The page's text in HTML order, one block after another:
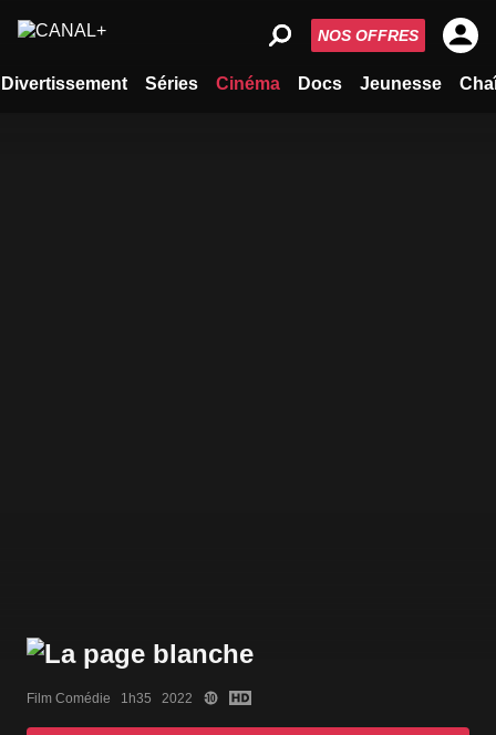
Divertissement Séries Cinéma Docs Jeunesse
NOS OFFRES
Film Comédie   1h35   2022